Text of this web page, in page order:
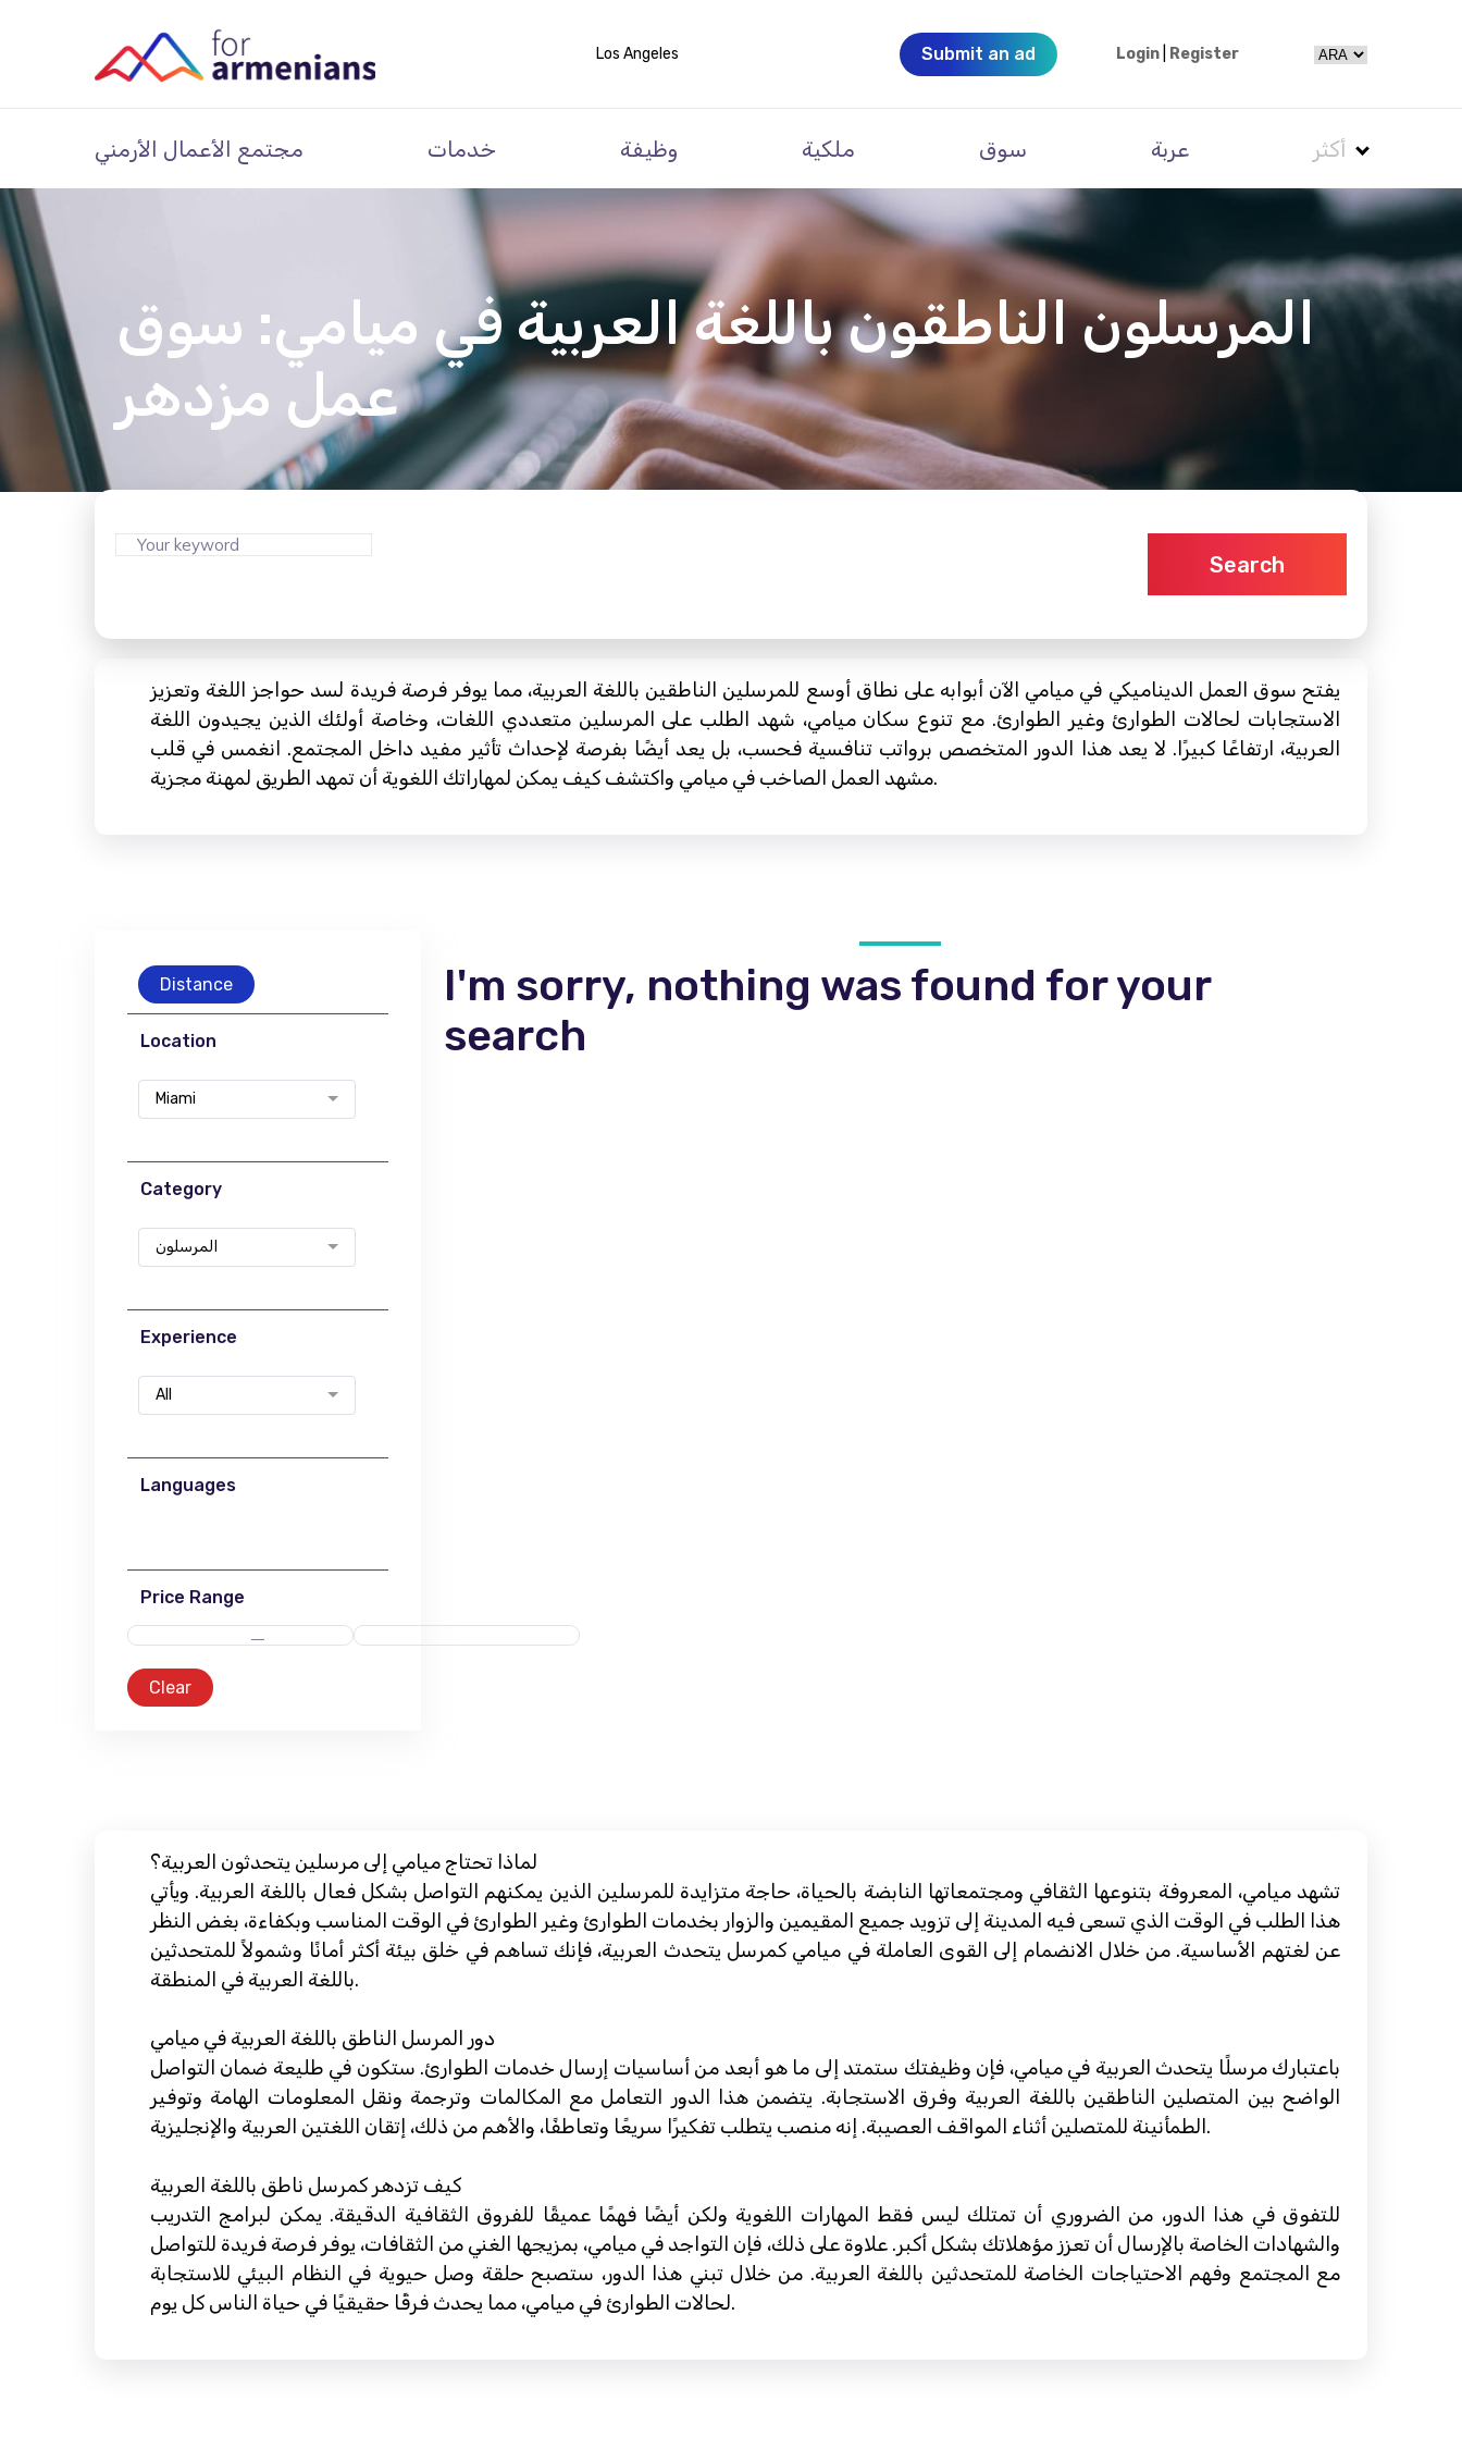
Los Angeles Submit an ad Login Register
مجتمع الأعمال الأرمني خدمات وظيفة ملكية سوق عربة أكثر
المرسلون الناطقون باللغة العربية في ميامي: سوق
عمل مزدهر
Search
يفتح سوق العمل الديناميكي في ميامي الآن أبوابه على نطاق أوسع للمرسلين الناطقين باللغة العربية، مما يوفر فرصة فريدة لسد حواجز اللغة وتعزيز
الاستجابات لحالات الطوارئ وغير الطوارئ. مع تنوع سكان ميامي، شهد الطلب على المرسلين متعددي اللغات، وخاصة أولئك الذين يجيدون اللغة
العربية، ارتفاعًا كبيرًا. لا يعد هذا الدور المتخصص برواتب تنافسية فحسب، بل يعد أيضًا بفرصة لإحداث تأثير مفيد داخل المجتمع. انغمس في قلب
مشهد العمل الصاخب في ميامي واكتشف كيف يمكن لمهاراتك اللغوية أن تمهد الطريق لمهنة مجزية.
Distance
Location
Miami
Category
المرسلون
Experience
All
Languages
Price Range
Clear
I'm sorry, nothing was found for your
search
لماذا تحتاج ميامي إلى مرسلين يتحدثون العربية؟
تشهد ميامي، المعروفة بتنوعها الثقافي ومجتمعاتها النابضة بالحياة، حاجة متزايدة للمرسلين الذين يمكنهم التواصل بشكل فعال باللغة العربية. ويأتي
هذا الطلب في الوقت الذي تسعى فيه المدينة إلى تزويد جميع المقيمين والزوار بخدمات الطوارئ وغير الطوارئ في الوقت المناسب وبكفاءة، بغض النظر
عن لغتهم الأساسية. من خلال الانضمام إلى القوى العاملة في ميامي كمرسل يتحدث العربية، فإنك تساهم في خلق بيئة أكثر أمانًا وشمولاً للمتحدثين
باللغة العربية في المنطقة.
دور المرسل الناطق باللغة العربية في ميامي
باعتبارك مرسلًا يتحدث العربية في ميامي، فإن وظيفتك ستمتد إلى ما هو أبعد من أساسيات إرسال خدمات الطوارئ. ستكون في طليعة ضمان التواصل
الواضح بين المتصلين الناطقين باللغة العربية وفرق الاستجابة. يتضمن هذا الدور التعامل مع المكالمات وترجمة ونقل المعلومات الهامة وتوفير
الطمأنينة للمتصلين أثناء المواقف العصيبة. إنه منصب يتطلب تفكيرًا سريعًا وتعاطفًا، والأهم من ذلك، إتقان اللغتين العربية والإنجليزية.
كيف تزدهر كمرسل ناطق باللغة العربية
للتفوق في هذا الدور، من الضروري أن تمتلك ليس فقط المهارات اللغوية ولكن أيضًا فهمًا عميقًا للفروق الثقافية الدقيقة. يمكن لبرامج التدريب
والشهادات الخاصة بالإرسال أن تعزز مؤهلاتك بشكل أكبر. علاوة على ذلك، فإن التواجد في ميامي، بمزيجها الغني من الثقافات، يوفر فرصة فريدة للتواصل
مع المجتمع وفهم الاحتياجات الخاصة للمتحدثين باللغة العربية. من خلال تبني هذا الدور، ستصبح حلقة وصل حيوية في النظام البيئي للاستجابة
لحالات الطوارئ في ميامي، مما يحدث فرقًا حقيقيًا في حياة الناس كل يوم.